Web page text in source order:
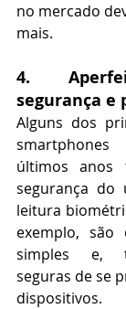
no mercado
mais.
4.
segurança e
Alguns dos
últimos anos
segurança do
leitura
exemplo, são
simples e,
seguras de se